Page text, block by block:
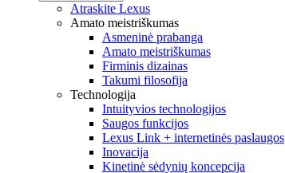
Atraskite Lexus
Amato meistriškumas
Asmeninė prabanga
Amato meistriškumas
Firminis dizainas
Takumi filosofija
Technologija
Intuityvios technologijos
Saugos funkcijos
Lexus Link + internetinės paslaugos
Inovacija
Kinetinė sėdynių koncepcija